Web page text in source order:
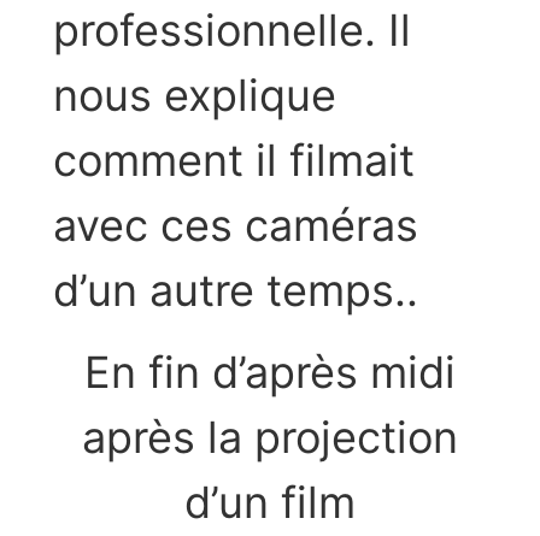
professionnelle. Il
nous explique
comment il filmait
avec ces caméras
d’un autre temps..
En fin d’après midi
après la projection
d’un film